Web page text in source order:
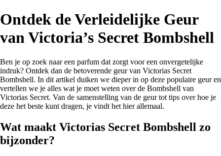
Ontdek de Verleidelijke Geur
van Victoria’s Secret Bombshell
Ben je op zoek naar een parfum dat zorgt voor een onvergetelijke
indruk? Ontdek dan de betoverende geur van Victorias Secret
Bombshell. In dit artikel duiken we dieper in op deze populaire geur en
vertellen we je alles wat je moet weten over de Bombshell van
Victorias Secret. Van de samenstelling van de geur tot tips over hoe je
deze het beste kunt dragen, je vindt het hier allemaal.
Wat maakt Victorias Secret Bombshell zo
bijzonder?